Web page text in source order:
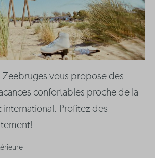
Zeebruges vous propose des
confortables proche de la
Profitez des